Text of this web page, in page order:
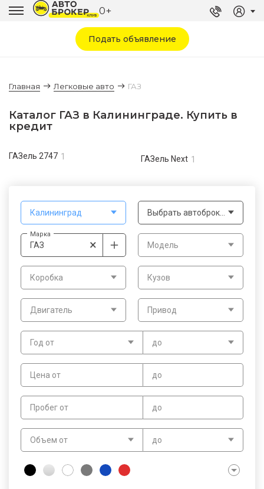
0+
Подать объявление
Главная Легковые авто ГАЗ
Каталог ГАЗ в Калининграде. Купить в
кредит
Калининград
Марка
×
ГАЗ Модель
Год от до
Цена от до
Коробка
Пробег от до
Объем от до
Кузов
Двигатель Привод
ГАЗель 2747 1 ГАЗель Next 1